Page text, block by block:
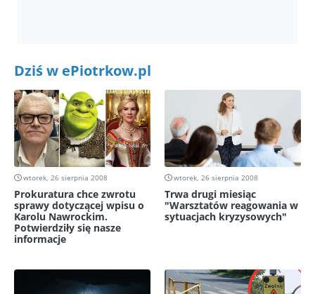
Dziś w ePiotrkow.pl
wtorek, 26 sierpnia 2008
Prokuratura chce zwrotu
sprawy dotyczącej wpisu o
Karolu Nawrockim.
Potwierdziły się nasze
informacje
wtorek, 26 sierpnia 2008
Trwa drugi miesiąc
"Warsztatów reagowania w
sytuacjach kryzysowych"